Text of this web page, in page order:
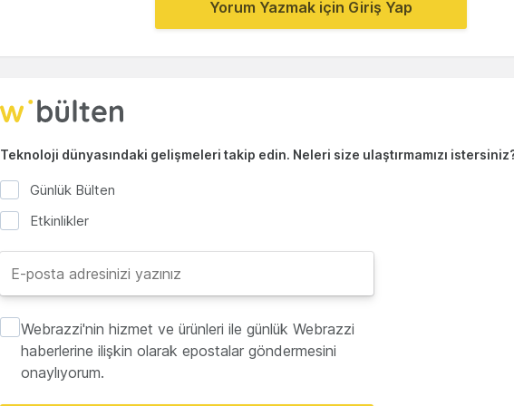
Yorum Yazmak için Giriş Yap
Teknoloji dünyasındaki gelişmeleri takip edin. Neleri size ulaştırmamızı
Günlük Bülten
Etkinlikler
Webrazzi'nin hizmet ve ürünleri ile günlük Webrazzi
haberlerine ilişkin olarak epostalar göndermesini
onaylıyorum.